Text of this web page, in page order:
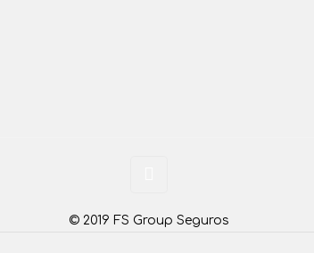
© 2019 FS Group Seguros